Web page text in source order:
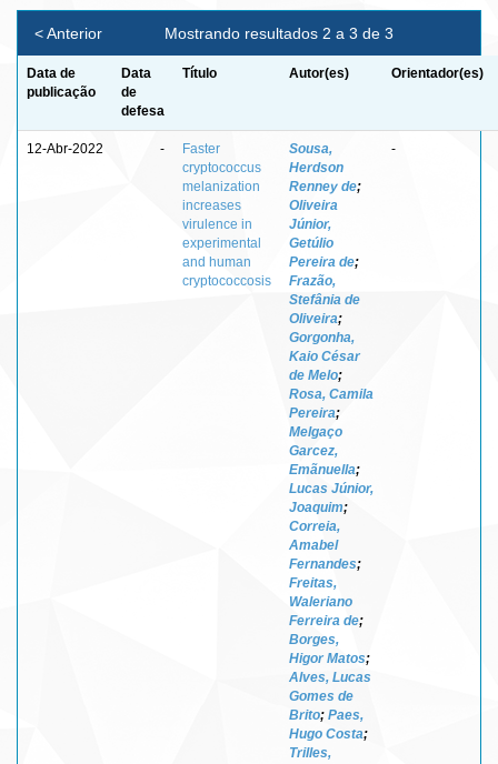
Mostrando resultados 2 a 3 de 3
< Anterior
Data de
publicação
Data
de
defesa
Título Autor(es) Orientador(es)
12-Abr-2022 -
Faster
cryptococcus
melanization
increases
virulence in
experimental
and human
cryptococcosis
Sousa,
Herdson
Renney de;
Oliveira
Júnior,
Getúlio
Pereira de;
Frazão,
Stefânia de
Oliveira;
Gorgonha,
Kaio César
de Melo;
Rosa, Camila
Pereira;
Melgaço
Garcez,
Emãnuella;
Lucas Júnior,
Joaquim;
Correia,
Amabel
Fernandes;
Freitas,
Waleriano
Ferreira de;
Borges,
Higor Matos;
Alves, Lucas
Gomes de
Brito; Paes,
Hugo Costa;
Trilles,
-